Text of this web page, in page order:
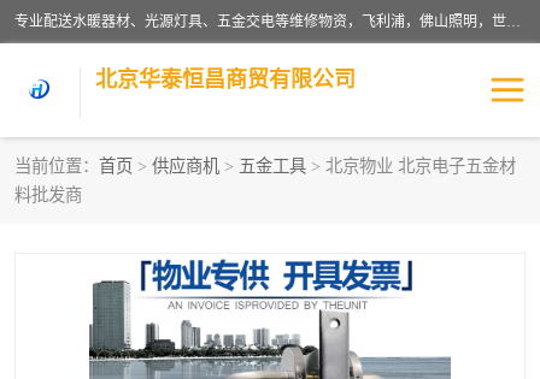
专业配送水暖器材、光源灯具、五金交电等维修物资，飞利浦，佛山照明，世达，博世，九牧，特陶等各产品涉及国内外知名品牌。公司专注与物业、学校、酒店、工厂等单位合作，提供一站式配送服务，降低客户综合成本。依托电子商务改变传统模式，以专业的团队为客户提供24H物资配送到达，货到月结、统一开票，便捷退换等服务，提高了企业的运营效率。
北京华泰恒昌商贸有限公司
当前位置： 首页 > 供应商机 > 五金工具 > 北京物业 北京电子五金材
料批发商
水暖阀门
涂料辅材